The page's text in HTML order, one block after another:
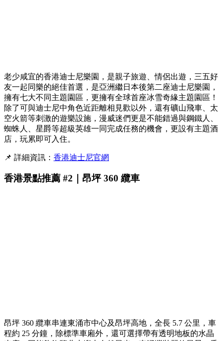
老少咸宜的香港迪士尼樂園，是親子旅遊、情侶出遊，三五好
友一起同樂的絕佳首選，是亞洲繼日本後第二座迪士尼樂園，
擁有七大不同主題園區，更擁有全球首座冰雪奇緣主題園區！
除了可與迪士尼中角色近距離相見歡以外，還有礦山飛車、太
空火箭等刺激的遊樂設施，漫威迷們更是不能錯過與鋼鐵人、
蜘蛛人、星爵等超級英雄一同完成任務的機會，更設有主題酒
店，玩累即可入住。
📌 詳細資訊： 香港迪士尼官網
香港景點推薦 #2｜昂坪 360 纜車
昂坪 360 纜車串連東涌市中心及昂坪高地，全長 5.7 公里，車
程約 25 分鐘，除標準車廂外，還可選擇帶有透明地板的水晶